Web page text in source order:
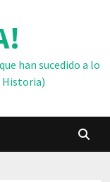
han sucedido a lo